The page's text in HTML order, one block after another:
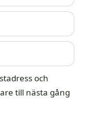
och
till nästa gång